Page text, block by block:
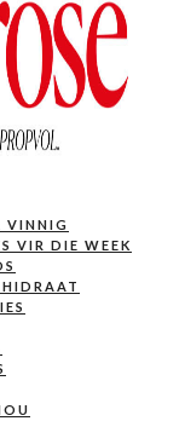
VINNIG
VIR DIE WEEK